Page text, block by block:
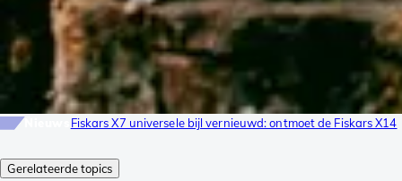
Gerelateerde topics
Fiskars X7 universele bijl vernieuwd: ontmoet de Fiskars X14